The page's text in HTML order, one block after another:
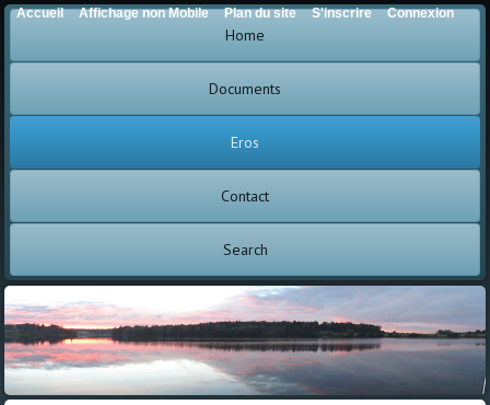
Home
Documents
Eros
Contact
Search
Accueil Affichage non Mobile Plan du site S'inscrire Connexion